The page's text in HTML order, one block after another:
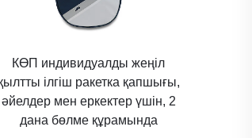
КӨП индивидуалды жеңіл
ілгіш ракетка қапшығы,
әйелдер мен еркектер үшін, 2
дана бөлме құрамында